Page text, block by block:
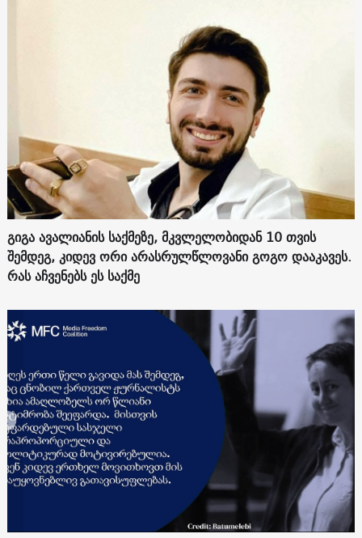
გიგა ავალიანის საქმეზე, მკვლელობიდან 10 თვის
შემდეგ, კიდევ ორი არასრულწლოვანი გოგო დააკავეს.
რას აჩვენებს ეს საქმე